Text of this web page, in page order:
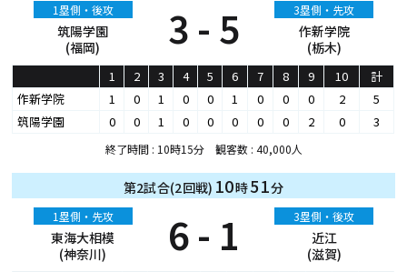
1塁側・後攻
筑陽学園
(福岡)
3 - 5 3塁側・先攻
作新学院
(栃木)
1 2 3 4 5 6 7 8 9 10
計
作新学院
1 0 1 0 0 1 0 0 0 2
5
筑陽学園
0 0 1 0 0 0 0 0 2 0 3
終了時間 : 10時15分 観客数 : 40,000人
第2試合(2回戦) 10時51分
1塁側・先攻
東海大相模
(神奈川)
6 - 1 3塁側・後攻
近江
(滋賀)